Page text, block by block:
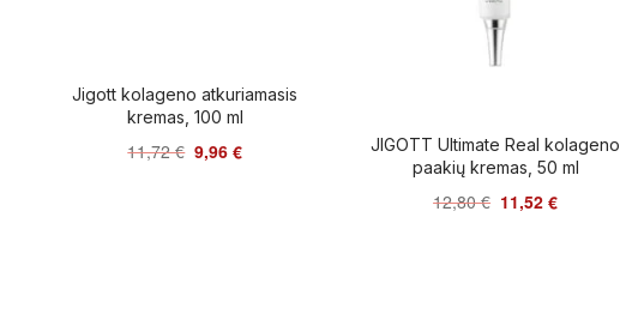
Jigott kolageno atkuriamasis
kremas, 100 ml
11,72€ 9,96€
JIGOTT Ultimate Real kolageno
paakių kremas, 50 ml
12,80€ 11,52€